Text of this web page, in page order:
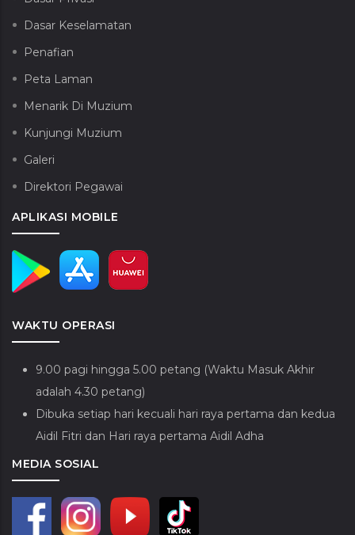
Dasar Keselamatan
Penafian
Peta Laman
Menarik Di Muzium
Kunjungi Muzium
Galeri
Direktori Pegawai
APLIKASI MOBILE
WAKTU OPERASI
9.00 pagi hingga 5.00 petang (Waktu Masuk Akhir
adalah 4.30 petang)
Dibuka setiap hari kecuali hari raya pertama dan kedua
Aidil Fitri dan Hari raya pertama Aidil Adha
MEDIA SOSIAL